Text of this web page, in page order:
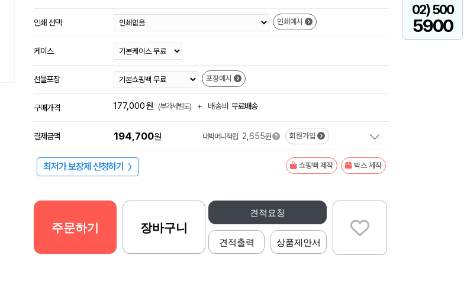
02) 500
5900
인쇄 선택 인쇄예시
케이스
선물포장 포장예시
구매가격 177,000원 (부가세별도) + 배송비 무료배송
결제금액 194,700원 대박머니적립 2,655원 회원가입
최저가 보장제 신청하기 〉 쇼핑백 제작 박스 제작
견적요청
견적출력 상품제안서
주문하기 장바구니